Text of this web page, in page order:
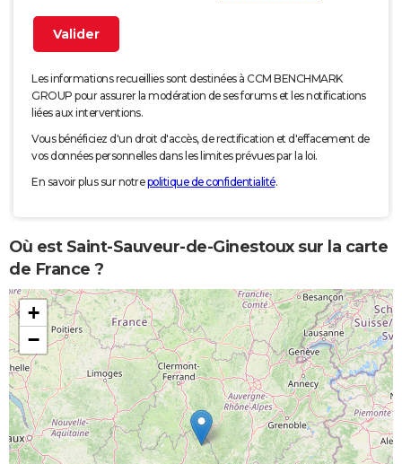
Les informations recueillies sont destinées à CCM BENCHMARK
GROUP pour assurer la modération de ses forums et les notifications
liées aux interventions.
Vous bénéficiez d'un droit d'accès, de rectification et d'effacement de
vos données personnelles dans les limites prévues par la loi.
En savoir plus sur notrepolitique de confidentialité.
Où est Saint-Sauveur-de-Ginestoux sur la carte
de France ?
+
−